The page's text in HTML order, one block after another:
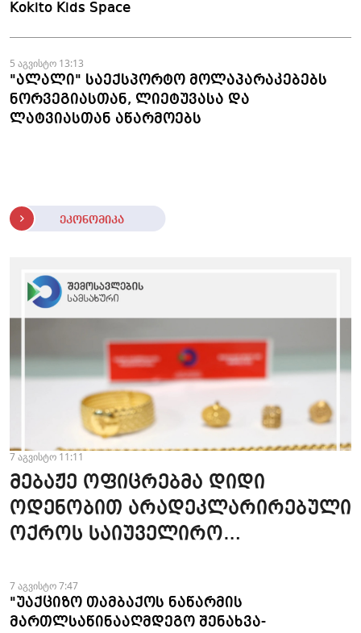
Kokito Kids Space
5 აგვისტო 13:13
"ალალი" საექსპორტო მოლაპარაკებებს
ნორვეგიასთან, ლიეტუვასა და
ლატვიასთან აწარმოებს
ეკონომიკა
7 აგვისტო 11:11
მებაჟე ოფიცრებმა დიდი
ოდენობით არადეკლარირებული
ოქროს საიუველირო
ფაქტები აღკვეთეს
7 აგვისტო 7:47
"უაქციზო თამბაქოს ნაწარმის
მართლსაწინააღმდეგო შენახვა-